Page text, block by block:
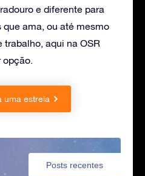
e diferente para
que ama, ou até mesmo
aqui na OSR
opção.
uma estrela
Posts recentes